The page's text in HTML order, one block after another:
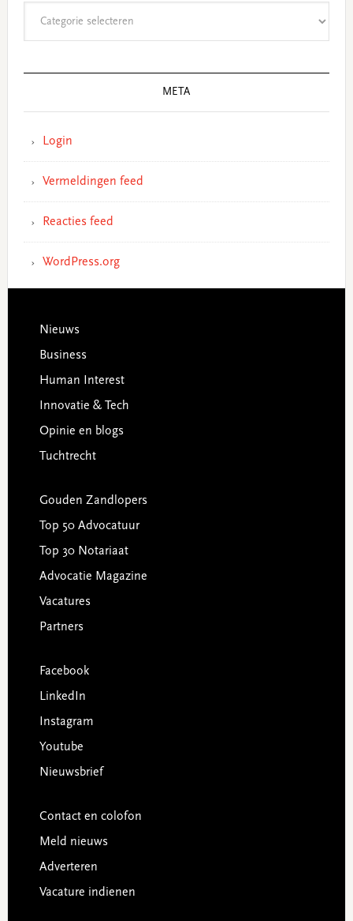
META
Login
Vermeldingen feed
Reacties feed
WordPress.org
Footer
Nieuws
Business
Human Interest
Innovatie & Tech
Opinie en blogs
Tuchtrecht
Gouden Zandlopers
Top 50 Advocatuur
Top 30 Notariaat
Advocatie Magazine
Vacatures
Partners
Facebook
LinkedIn
Instagram
Youtube
Nieuwsbrief
Contact en colofon
Meld nieuws
Adverteren
Vacature indienen